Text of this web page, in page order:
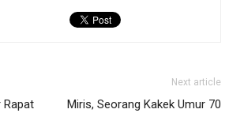
Rapat
Next article
Miris, Seorang Kakek Umur 70